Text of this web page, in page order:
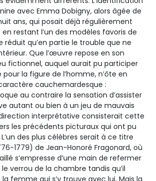
avec Emma Dobigny, alors âgée de
ans, qui posait déjà régulièrement
restant l’un des modèles favoris de
réduit qu’en partie le trouble que ne
Que l’œuvre repose en son
fictionnel, auquel aurait pu participer
la figure de l’homme, n’ôte en
cauchemardesque :
au contraire la sensation d’assister
autant ou bien à un jeu de mauvais
interprétative consisterait cette
les précédents picturaux qui ont pu
des plus célèbres serait à ce titre
1779) de Jean-Honoré Fragonard, où
s’empresse d’une main de refermer
verrou de la chambre tandis qu’il